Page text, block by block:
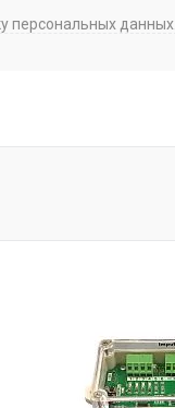
персональных данных.